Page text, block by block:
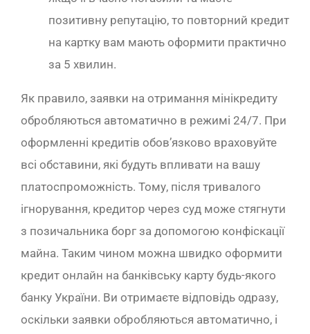
позитивну репутацію, то повторний кредит
на картку вам мають оформити практично
за 5 хвилин.
Як правило, заявки на отримання мінікредиту
обробляються автоматично в режимі 24/7. При
оформленні кредитів обов’язково враховуйте
всі обставини, які будуть впливати на вашу
платоспроможність. Тому, після тривалого
ігнорування, кредитор через суд може стягнути
з позичальника борг за допомогою конфіскації
майна. Таким чином можна швидко оформити
кредит онлайн на банківську карту будь-якого
банку України. Ви отримаєте відповідь одразу,
оскільки заявки обробляються автоматично, і